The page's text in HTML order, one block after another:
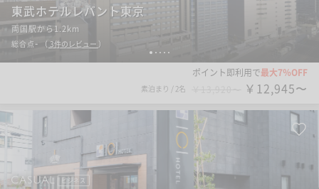
1 2 3 4 5
東武ホテルレバント東京
両国駅から1.2km
総合点- （ 3件のレビュー ）
ポイント即利用で最大7％OFF
素泊まり / 2名 ￥12,945〜
ビジネス